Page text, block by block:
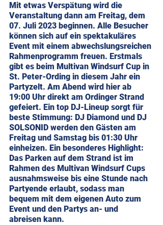
Mit etwas Verspätung wird die
Veranstaltung dann am Freitag, dem
07. Juli 2023 beginnen. Alle Besucher
können sich auf ein spektakuläres
Event mit einem abwechslungsreichen
Rahmenprogramm freuen. Erstmals
gibt es beim Multivan Windsurf Cup in
St. Peter-Ording in diesem Jahr ein
Partyzelt. Am Abend wird hier ab
19:00 Uhr direkt am Ordinger Strand
gefeiert. Ein top DJ-Lineup sorgt für
beste Stimmung: DJ Diamond und DJ
SOLSONID werden den Gästen am
Freitag und Samstag bis 01:30 Uhr
einheizen. Ein besonderes Highlight:
Das Parken auf dem Strand ist im
Rahmen des Multivan Windsurf Cups
ausnahmsweise bis eine Stunde nach
Partyende erlaubt, sodass man
bequem mit dem eigenen Auto zum
Event und den Partys an- und
abreisen kann.